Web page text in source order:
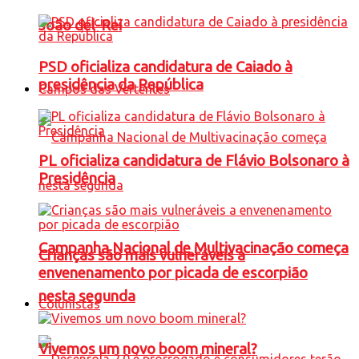
João del-Rei
Campos das Vertentes
Campanha Nacional de Multivacinação começa
nesta segunda
PSD oficializa candidatura de Caiado à
presidência da República
PL oficializa candidatura de Flávio Bolsonaro à
Presidência
Crianças são mais vulneráveis a
envenenamento por picada de escorpião
Colunistas
Vivemos um novo boom mineral?